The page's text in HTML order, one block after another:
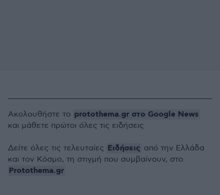
Ακολουθήστε το protothema.gr στο Google News
και μάθετε πρώτοι όλες τις ειδήσεις
Δείτε όλες τις τελευταίες Ειδήσεις από την Ελλάδα
και τον Κόσμο, τη στιγμή που συμβαίνουν, στο
Protothema.gr